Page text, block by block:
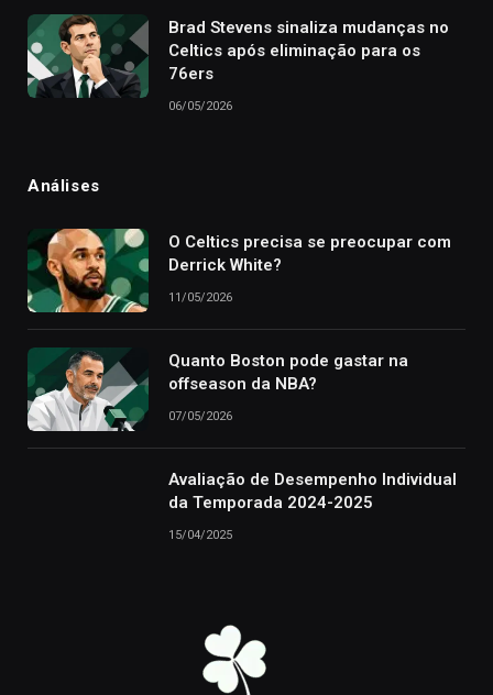
Brad Stevens sinaliza mudanças no
Celtics após eliminação para os
76ers
06/05/2026
Análises
O Celtics precisa se preocupar com
Derrick White?
11/05/2026
Quanto Boston pode gastar na
offseason da NBA?
07/05/2026
Avaliação de Desempenho Individual
da Temporada 2024-2025
15/04/2025